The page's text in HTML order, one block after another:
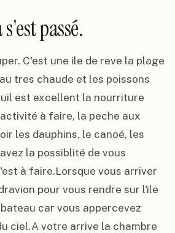
passé.
C'est une ile de reve la plage
tres chaude et les poissons
est excellent la nourriture
à faire, la peche aux
les dauphins, le canoé, les
la possiblité de vous
à faire.Lorsque vous arriver
pour vous rendre sur l'ile
car vous appercevez
ciel.A votre arrive la chambre